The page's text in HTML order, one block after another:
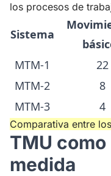
los procesos de
Sistema
MTM-1
22
MTM-2
8
MTM-3
4
Comparativa entre
TMU
medida